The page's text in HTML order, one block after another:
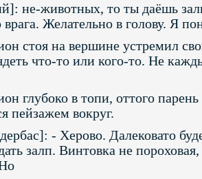
не-животных, то ты даёшь
Желательно в голову. Я
стоя на вершине устремил
что-то или кого-то. Не
глубоко в топи, оттого
пейзажем вокруг.
- Херово. Далековато
залп. Винтовка не